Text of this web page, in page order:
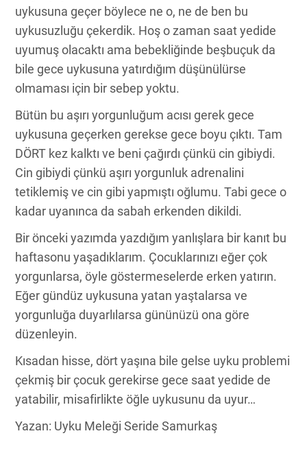
uykusuna geçer böylece ne o, ne de ben bu
uykusuzluğu çekerdik. Hoş o zaman saat yedide
uyumuş olacaktı ama bebekliğinde beşbuçuk da
bile gece uykusuna yatırdığım düşünülürse
olmaması için bir sebep yoktu.
Bütün bu aşırı yorgunluğum acısı gerek gece
uykusuna geçerken gerekse gece boyu çıktı. Tam
DÖRT kez kalktı ve beni çağırdı çünkü cin gibiydi.
Cin gibiydi çünkü aşırı yorgunluk adrenalini
tetiklemiş ve cin gibi yapmıştı oğlumu. Tabi gece o
kadar uyanınca da sabah erkenden dikildi.
Bir önceki yazımda yazdığım yanlışlara bir kanıt bu
haftasonu yaşadıklarım. Çocuklarınızı eğer çok
yorgunlarsa, öyle göstermeselerde erken yatırın.
Eğer gündüz uykusuna yatan yaştalarsa ve
yorgunluğa duyarlılarsa gününüzü ona göre
düzenleyin.
Kısadan hisse, dört yaşına bile gelse uyku problemi
çekmiş bir çocuk gerekirse gece saat yedide de
yatabilir, misafirlikte öğle uykusunu da uyur…
Yazan: Uyku Meleği Seride Samurkaş